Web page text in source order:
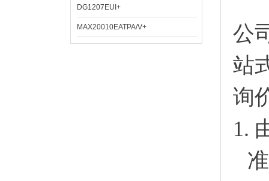
DG1207EUI+
MAX20010EATPA/V+
公
站
询
1.